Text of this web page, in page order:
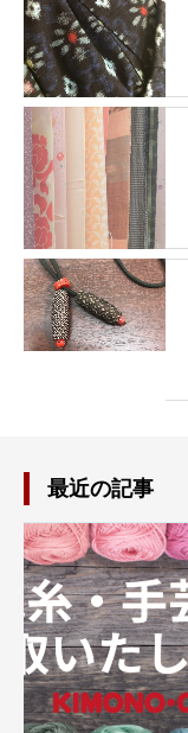
最近の記事